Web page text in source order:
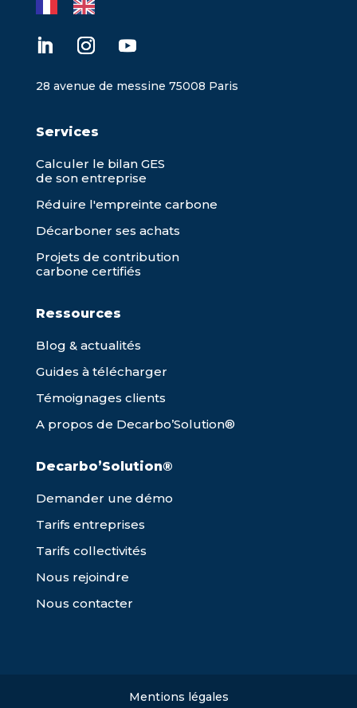
28 avenue de messine 75008 Paris
Services
Calculer le bilan GES
de son entreprise
Réduire l'empreinte carbone
Décarboner ses achats
Projets de contribution
carbone certifiés
Ressources
Blog & actualités
Guides à télécharger
Témoignages clients
A propos de Decarbo’Solution®
Decarbo’Solution®
Demander une démo
Tarifs entreprises
Tarifs collectivités
Nous rejoindre
Nous contacter
Mentions légales